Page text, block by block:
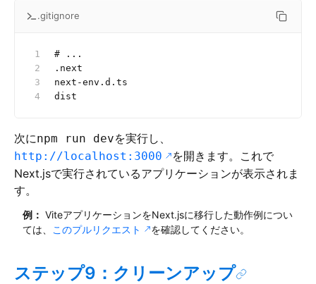
.gitignore
# ...
.next
next-env.d.ts
dist
次にnpm run devを実行し、
http://localhost:3000
を開きます。これで
Next.jsで実行されているアプリケーションが表示されま
す。
例： ViteアプリケーションをNext.jsに移行した動作例につい
ては、
このプルリクエスト を確認してください。
ステップ9：クリーンアップ